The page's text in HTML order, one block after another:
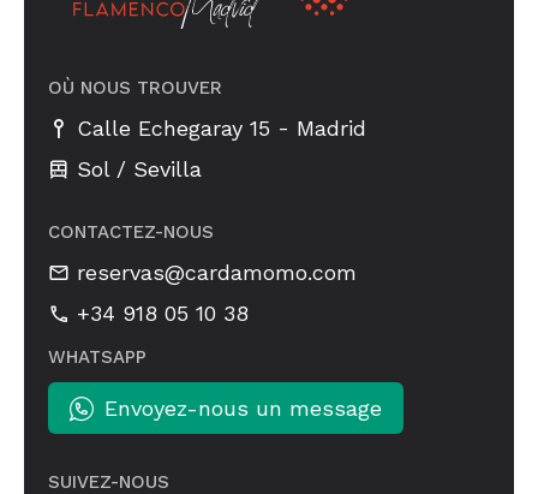
OÙ NOUS TROUVER
Calle Echegaray 15 - Madrid
Sol / Sevilla
CONTACTEZ-NOUS
reservas@cardamomo.com
+34 918 05 10 38
WHATSAPP
Envoyez-nous un message
SUIVEZ-NOUS